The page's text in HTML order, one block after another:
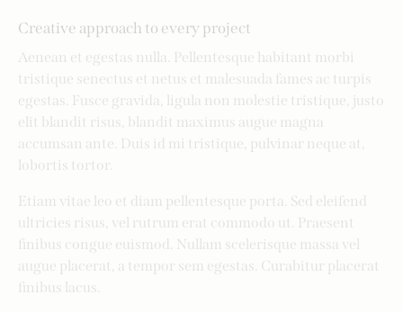
Creative approach to every project
Aenean et egestas nulla. Pellentesque habitant morbi
tristique senectus et netus et malesuada fames ac turpis
egestas. Fusce gravida, ligula non molestie tristique, justo
elit blandit risus, blandit maximus augue magna
accumsan ante. Duis id mi tristique, pulvinar neque at,
lobortis tortor.
Etiam vitae leo et diam pellentesque porta. Sed eleifend
ultricies risus, vel rutrum erat commodo ut. Praesent
finibus congue euismod. Nullam scelerisque massa vel
augue placerat, a tempor sem egestas. Curabitur placerat
finibus lacus.